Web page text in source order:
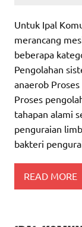
Untuk Ipal
merancang
beberapa
Pengolahan
anaerob
Proses
tahapan alami
penguraian
bakteri
READ MORE